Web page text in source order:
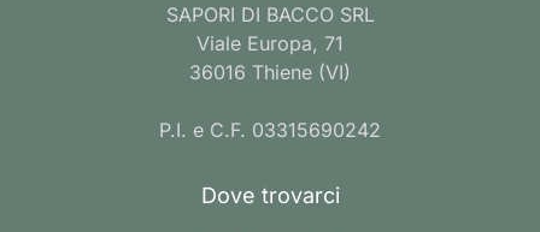
SAPORI DI BACCO SRL
Viale Europa, 71
36016 Thiene (VI)
P.I. e C.F. 03315690242
Dove trovarci